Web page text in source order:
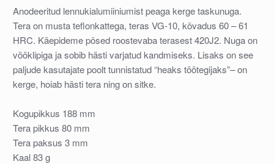
Anodeeritud lennukialumiiniumist peaga kerge taskunuga.
Tera on musta teflonkattega, teras VG-10, kõvadus 60 – 61
HRC. Käepideme põsed roostevaba terasest 420J2. Nuga on
vööklipiga ja sobib hästi varjatud kandmiseks. Lisaks on see
paljude kasutajate poolt tunnistatud “heaks töötegijaks”– on
kerge, hoiab hästi tera ning on sitke.
Kogupikkus 188 mm
Tera pikkus 80 mm
Tera paksus 3 mm
Kaal 83 g